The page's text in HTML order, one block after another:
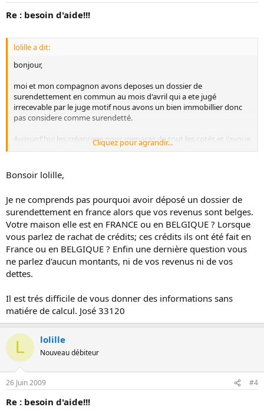
Re : besoin d'aide!!!
lolille a dit:
bonjour,
moi et mon compagnon avons deposes un dossier de
surendettement en commun au mois d'avril qui a ete jugé
irrecevable par le juge motif nous avons un bien immobillier donc
pas considere comme surendetté.
Aujourd'hui les créanciers nous menaces de tout les cotés et j'avoue
ne plus savoir koi faire....
et monsieur une pension d'invalidité de la belgique ; donc les
rachats de crédit en france sont impossible car nos revenus sont de
Notre premier créancier nous a menace plusieurs fois par téléphone
et nous avons eu la saisie conservatoire seulement les huissiers ne
sont pas venus
Quels sont les risques car pas de couverture banque de france
puisque dossier refusé et je ne sais plus koi faire ? Que risque t on ?
et notre maison peut etre t elle saisie pour le montant de nos dettes
merci de me renseigner
Cliquez pour agrandir...
Bonsoir lolille,
Je ne comprends pas pourquoi avoir déposé un dossier de
surendettement en france alors que vos revenus sont belges.
Votre maison elle est en FRANCE ou en BELGIQUE ? Lorsque
vous parlez de rachat de crédits; ces crédits ils ont été fait en
France ou en BELGIQUE ? Enfin une dernière question vous
ne parlez d'aucun montants, ni de vos revenus ni de vos
dettes.
Il est trés difficile de vous donner des informations sans
matiére de calcul. José 33120
L lolille
Nouveau débiteur
26 Juin 2009 #4
Re : besoin d'aide!!!